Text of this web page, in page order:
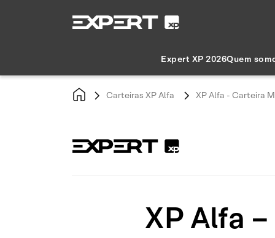
Expert XP 2026Quem
Carteiras XP Alfa XP Alfa - Carteira
XP Alfa